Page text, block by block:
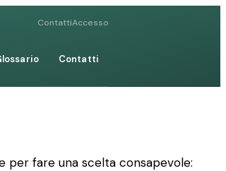
ContattiAccesso
Contatti
per fare una scelta consapevole: